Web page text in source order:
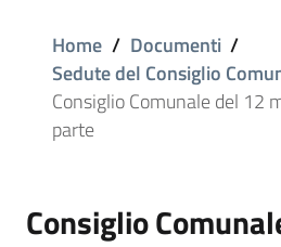
Home / Documenti /
Sedute del Consiglio
Consiglio Comunale del 12
parte
Consiglio